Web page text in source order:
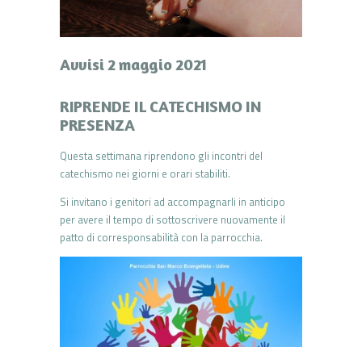
Avvisi 2 maggio 2021
RIPRENDE IL CATECHISMO IN
PRESENZA
Questa settimana riprendono gli incontri del
catechismo nei giorni e orari stabiliti.
Si invitano i genitori ad accompagnarli in anticipo
per avere il tempo di sottoscrivere nuovamente il
patto di corresponsabilità con la parrocchia.